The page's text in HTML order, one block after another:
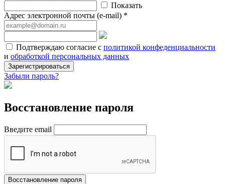
Показать
Адрес электронной почты (e-mail) *
Подтверждаю согласие с политикой конфеденциальности
и обработкой персональных данных
Зарегистрироваться
Забыли пароль?
Восстановление пароля
Введите email
Восстановление пароля